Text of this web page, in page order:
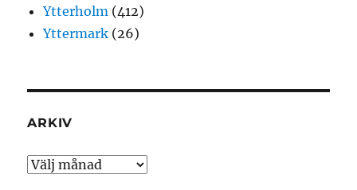
Ytterholm (412)
Yttermark (26)
ARKIV
Arkiv